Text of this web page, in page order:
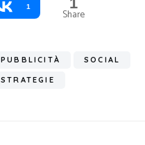
1
Share
PUBBLICITÀ SOCIAL
STRATEGIE